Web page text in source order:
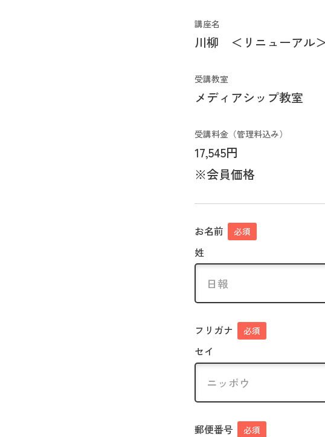
講座名
川柳 ＜リニューアル
受講教室
メディアシップ教室
受講料金（管理料込み）
17,545円
※会員価格
お名前 必須
姓
フリガナ 必須
セイ
郵便番号 必須